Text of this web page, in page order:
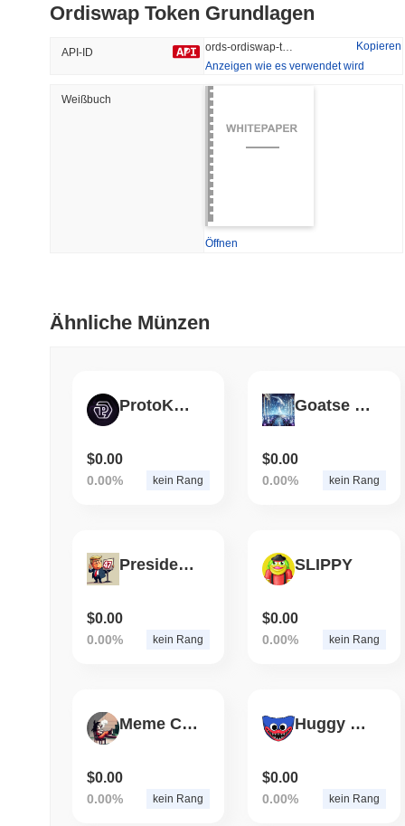
#394 #672
-16.9%
Trendend
Ordiswap Token Grundlagen
API-ID
Kopieren
Anzeigen wie es verwendet wird
Weißbuch
Öffnen
Ähnliche Münzen
ProtoKOLs
$0.00
0.00% kein Rang
Goatse of Gnosis
$0.00
0.00% kein Rang
President Trump
$0.00
0.00% kein Rang
SLIPPY
$0.00
0.00% kein Rang
Meme Coin Millionaire
$0.00
0.00% kein Rang
Huggy Wuggy
$0.00
0.00% kein Rang